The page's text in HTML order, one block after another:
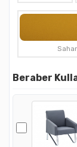
Beraber